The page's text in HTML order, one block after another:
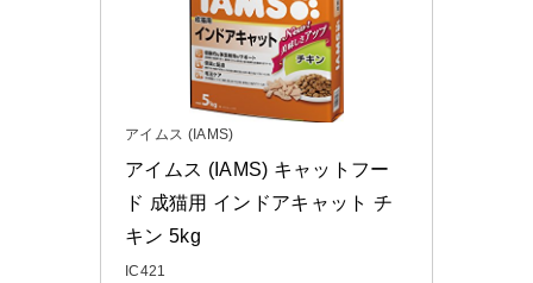
アイムス (IAMS)
アイムス (IAMS) キャットフー
ド 成猫用 インドアキャット チ
キン 5kg
IC421